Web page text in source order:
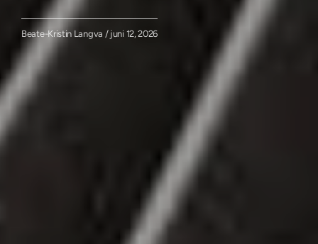
Beate-Kristin Langva / juni 12, 2026